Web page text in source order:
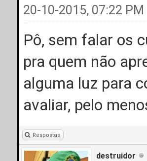
20-10-2015, 07:22 PM
Pô, sem falar os
pra quem não
alguma luz para
avaliar, pelo
Respostas
destruidor